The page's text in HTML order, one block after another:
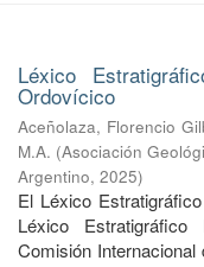
Léxico
Ordovícico
Aceñolaza, Florencio
M.A. (Asociación
Argentino, 2025)
El Léxico
Léxico
Comisión